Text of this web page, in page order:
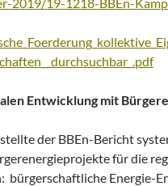
Entwicklung mit
der BBEn-Bericht
für die
bürgerschaftliche Energie-